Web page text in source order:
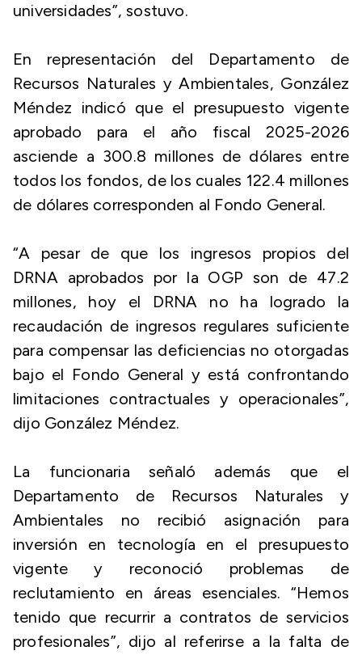
universidades”, sostuvo.
En representación del Departamento de
Recursos Naturales y Ambientales, González
Méndez indicó que el presupuesto vigente
aprobado para el año fiscal 2025-2026
asciende a 300.8 millones de dólares entre
todos los fondos, de los cuales 122.4 millones
de dólares corresponden al Fondo General.
“A pesar de que los ingresos propios del
DRNA aprobados por la OGP son de 47.2
millones, hoy el DRNA no ha logrado la
recaudación de ingresos regulares suficiente
para compensar las deficiencias no otorgadas
bajo el Fondo General y está confrontando
limitaciones contractuales y operacionales”,
dijo González Méndez.
La funcionaria señaló además que el
Departamento de Recursos Naturales y
Ambientales no recibió asignación para
inversión en tecnología en el presupuesto
vigente y reconoció problemas de
reclutamiento en áreas esenciales. “Hemos
tenido que recurrir a contratos de servicios
profesionales”, dijo al referirse a la falta de